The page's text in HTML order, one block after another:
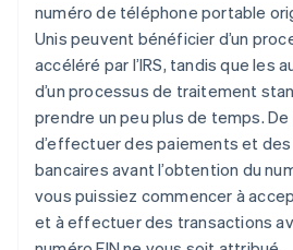
numéro de téléphone portable
Unis peuvent bénéficier d’un
accéléré par l’IRS, tandis que les
d’un processus de traitement
prendre un peu plus de temps.
d’effectuer des paiements et
bancaires avant l’obtention du
vous puissiez commencer à
et à effectuer des transactions